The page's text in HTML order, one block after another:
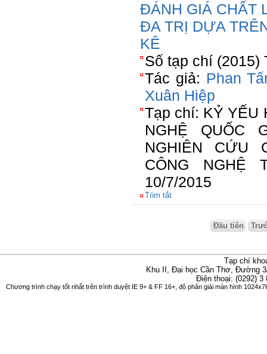
ĐÁNH GIÁ CHẤT
ĐA TRỊ DỰA
KÊ
Số tạp chí (2015)
Tác giả: Phan
Xuân Hiệp
Tạp chí: KỶ YẾU
NGHỆ QUỐC
NGHIÊN CỨU
CÔNG NGHỆ
10/7/2015
Tóm tắt
Đầu tiên
Tạp chí
Khu II, Đại học Cần Thơ, Đường
Điện thoại: (0292)
Chương trình chạy tốt nhất trên trình duyệt IE 9+ & FF 16+, độ phân giải màn hình